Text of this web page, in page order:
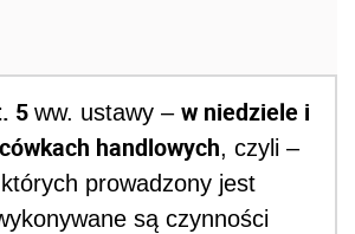
5 ww. ustawy – w niedziele i
handlowych, czyli –
prowadzony jest
są czynności